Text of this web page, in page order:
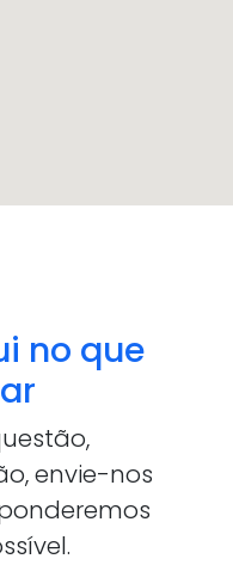
no que
envie-nos